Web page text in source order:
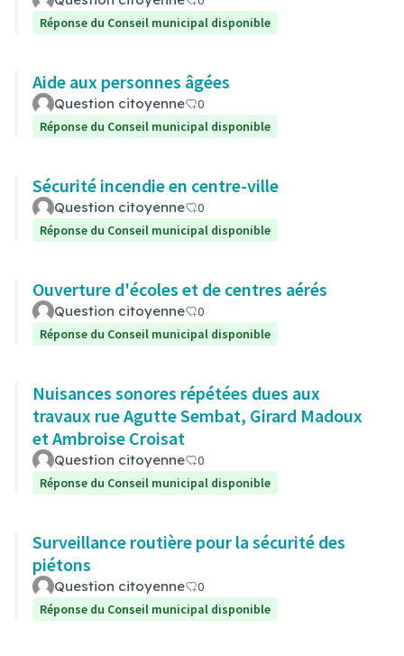
Réponse du Conseil municipal disponible
Aide aux personnes âgées
Question citoyenne
0
Réponse du Conseil municipal disponible
Sécurité incendie en centre-ville
Question citoyenne
0
Réponse du Conseil municipal disponible
Ouverture d'écoles et de centres aérés
Question citoyenne
0
Réponse du Conseil municipal disponible
Nuisances sonores répétées dues aux
travaux rue Agutte Sembat, Girard Madoux
et Ambroise Croisat
Question citoyenne
0
Réponse du Conseil municipal disponible
Surveillance routière pour la sécurité des
piétons
Question citoyenne
0
Réponse du Conseil municipal disponible